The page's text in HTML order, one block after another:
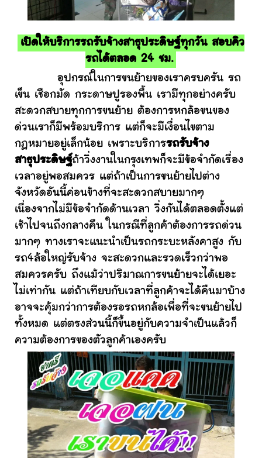
เปิดให้บริการรถรับจ้างสาธุประดิษฐ์ทุกวัน สอบคิว
รถได้ตลอด 24 ชม.
อุปกรณ์ในการขนย้ายของเราครบครัน รถ
เข็น เชือกมัด กระดาษปูรองพื้น เรามีทุกอย่างครับ
สะดวกสบายทุกการขนย้าย ต้องการหกล้อขนของ
ด่วนเราก็มีพร้อมบริการ แต่ก็จะมีเงื่อนไขตาม
กฎหมายอยู่เล็กน้อย เพราะบริการรถรับจ้าง
สาธุประดิษฐ์ถ้าวิ่งงานในกรุงเทพก็จะมีข้อจำกัดเรื่อง
เวลาอยู่พอสมควร แต่ถ้าเป็นการขนย้ายไปต่าง
จังหวัดอันนี้ค่อนข้างที่จะสะดวกสบายมากๆ
เนื่องจากไม่มีข้อจำกัดด้านเวลา วิ่งกันได้ตลอดตั้งแต่
เช้าไปจนถึงกลางคืน ในกรณีที่ลูกค้าต้องการรถด่วน
มากๆ ทางเราจะแนะนำเป็นรถกระบะหลังคาสูง กับ
รถ4ล้อใหญ่รับจ้าง จะสะดวกและรวดเร็วกว่าพอ
สมควรครับ ถึงแม้ว่าปริมาณการขนย้ายจะได้เยอะ
ไม่เท่ากัน แต่ถ้าเทียบกับเวลาที่ลูกค้าจะได้คืนมาบ้าง
อาจจะคุ้มกว่าการต้องรอรถหกล้อเพื่อที่จะขนย้ายไป
ทั้งหมด แต่ตรงส่วนนี้ก็ขึ้นอยู่กับความจำเป็นแล้วก็
ความต้องการของตัวลูกค้าเองครับ